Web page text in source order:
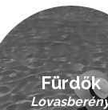
Fürdők